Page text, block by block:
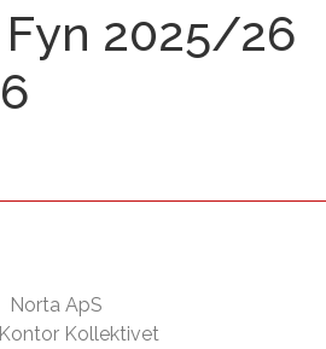
2025/26
Norta ApS
Kollektivet